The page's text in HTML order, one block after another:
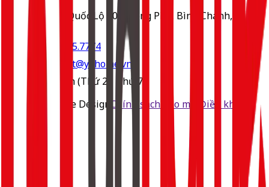
1022 Quốc Lộ 50, Phong Phú, Bình Chánh,
TP.HCM
091.875.7774
contact@yahome.vn
8h-17h(Thứ 2 - Thứ 7)
© 2025 YaHome Design Chính sách bảo mật
Điều khoản